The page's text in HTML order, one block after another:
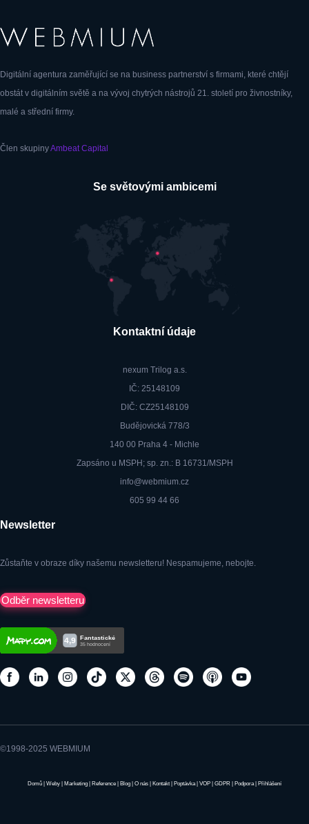
Digitální agentura zaměřující se na business partnerství s firmami, které chtějí
obstát v digitálním světě a na vývoj chytrých nástrojů 21. století pro živnostníky,
malé a střední firmy.
Člen skupinyAmbeat Capital
Se světovými ambicemi
Kontaktní údaje
nexum Trilog a.s.
IČ: 25148109
DIČ: CZ25148109
Budějovická 778/3
140 00 Praha 4 - Michle
Zapsáno u MSPH; sp. zn.: B 16731/MSPH
info@webmium.cz
605 99 44 66
Newsletter
Zůstaňte v obraze díky našemu newsletteru! Nespamujeme, nebojte.
Odběr newsletteru
©1998-2025 WEBMIUM
Domů Weby Marketing Reference Blog O nás Kontakt Poptávka VOP GDPR Podpora Přihlášení